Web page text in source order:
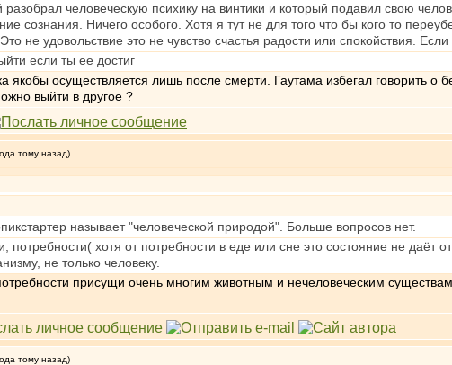
человеческую психику на винтики и который подавил свою
сознания. Ничего особого. Хотя я тут не для того что бы кого то
не удовольствие это не чувство счастья радости или спокойствия.
если ты ее достиг
якобы осуществляется лишь после смерти. Гаутама избегал говорить о
выйти в другое ?
тому назад)
называет "человеческой природой". Больше вопросов нет.
потребности( хотя от потребности в еде или сне это состояние не даёт
не только человеку.
присущи очень многим животным и нечеловеческим
тому назад)